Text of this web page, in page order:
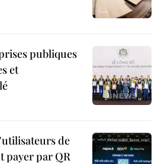
publiques
et
de
payer par QR